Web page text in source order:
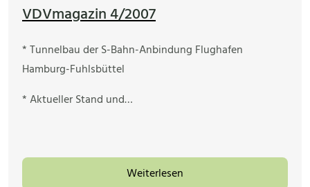
VDVmagazin 4/2007
* Tunnelbau der S-Bahn-Anbindung Flughafen
Hamburg-Fuhlsbüttel
* Aktueller Stand und…
Weiterlesen